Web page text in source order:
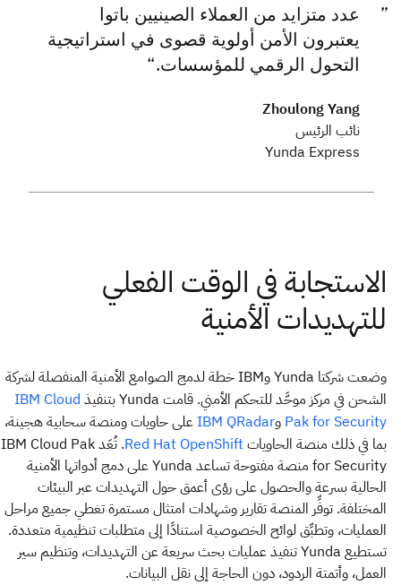
عدد متزايد من العملاء الصينيين باتوا
يعتبرون الأمن أولوية قصوى في استراتيجية
التحول الرقمي للمؤسسات.
Zhoulong Yang
نائب الرئيس
Yunda Express
وضعت شركتا Yunda وIBM خطة لدمج الصوامع الأمنية المنفصلة لشركة
الشحن في مركز موحَّد للتحكم الأمني. قامت Yunda بتنفيذ
IBM Cloud
Pak for Security وIBM QRadar على حاويات ومنصة سحابية هجينة،
بما في ذلك منصة الحاويات Red Hat OpenShift
. تُعَد IBM Cloud Pak
for Security منصة مفتوحة تساعد Yunda على دمج أدواتها الأمنية
الحالية بسرعة والحصول على رؤى أعمق حول التهديدات عبر البيئات
المختلفة. توفِّر المنصة تقارير وشهادات امتثال مستمرة تغطي جميع مراحل
العمليات، وتطبِّق لوائح الخصوصية استنادًا إلى متطلبات تنظيمية متعددة.
تستطيع Yunda تنفيذ عمليات بحث سريعة عن التهديدات، وتنظيم سير
العمل، وأتمتة الردود، دون الحاجة إلى نقل البيانات.